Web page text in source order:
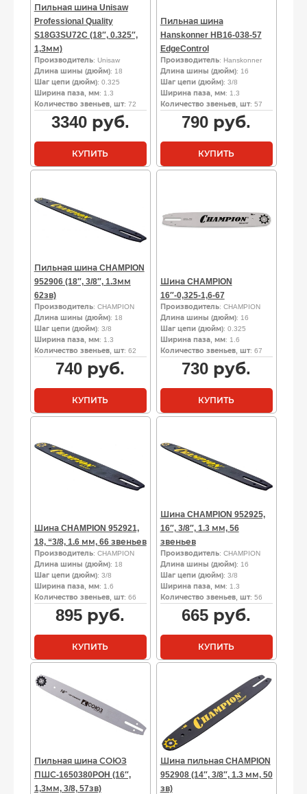
Пильная шина Unisaw
Professional Quality
S18G3SU72C (18″, 0.325″,
1,3мм)
Производитель: Unisaw
Длина шины (дюйм): 18
Шаг цепи (дюйм): 0.325
Ширина паза, мм: 1.3
Количество звеньев, шт: 72
3340руб.
КУПИТЬ
Пильная шина
Hanskonner HB16-038-57
EdgeControl
Производитель: Hanskonner
Длина шины (дюйм): 16
Шаг цепи (дюйм): 3/8
Ширина паза, мм: 1.3
Количество звеньев, шт: 57
790 руб.
КУПИТЬ
Пильная шина CHAMPION
952906 (18″, 3/8″, 1.3мм
62зв)
Производитель: CHAMPION
Длина шины (дюйм): 18
Шаг цепи (дюйм): 3/8
Ширина паза, мм: 1.3
Количество звеньев, шт: 62
740 руб.
КУПИТЬ
Шина CHAMPION
16″-0,325-1,6-67
Производитель: CHAMPION
Длина шины (дюйм): 16
Шаг цепи (дюйм): 0.325
Ширина паза, мм: 1.6
Количество звеньев, шт: 67
730 руб.
КУПИТЬ
Шина CHAMPION 952921,
18, “3/8, 1.6 мм, 66 звеньев
Производитель: CHAMPION
Длина шины (дюйм): 18
Шаг цепи (дюйм): 3/8
Ширина паза, мм: 1.6
Количество звеньев, шт: 66
895 руб.
КУПИТЬ
Шина CHAMPION 952925,
16″, 3/8″, 1.3 мм, 56
звеньев
Производитель: CHAMPION
Длина шины (дюйм): 16
Шаг цепи (дюйм): 3/8
Ширина паза, мм: 1.3
Количество звеньев, шт: 56
665 руб.
КУПИТЬ
Пильная шина СОЮЗ
ПШС-1650380POH (16″,
1,3мм, 3/8, 57зв)
Шина пильная CHAMPION
952908 (14″, 3/8″, 1.3 мм, 50
зв)